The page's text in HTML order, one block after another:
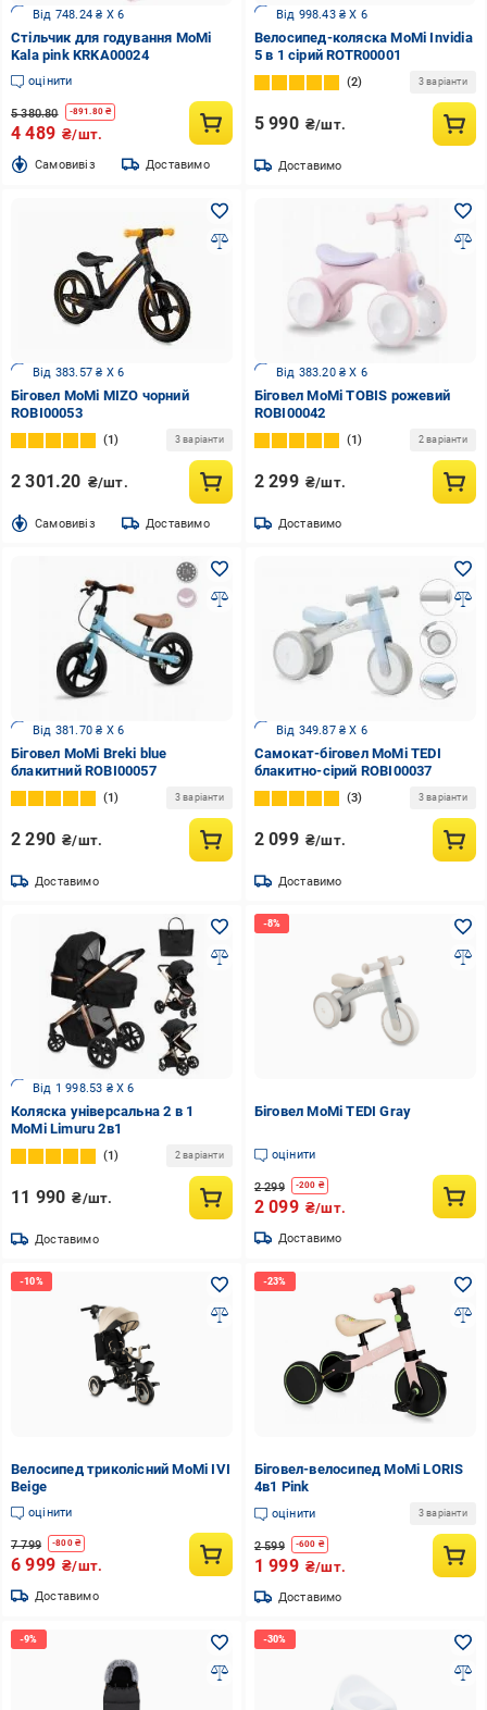
Від 748.24 ₴ X 6
Стільчик для годування MoMi
Kala pink KRKA00024
оцінити
5 380.80 -891.80 ₴
4 489 ₴/шт.
Cамовивіз Доставимо
Від 998.43 ₴ X 6
Велосипед-коляска MoMi Invidia
5 в 1 сірий ROTR00001
2 3 варіанти
5 990 ₴/шт.
Доставимо
Від 383.57 ₴ X 6
Біговел MoMi MIZO чорний
ROBI00053
1 3 варіанти
2 301.20 ₴/шт.
Cамовивіз Доставимо
Від 383.20 ₴ X 6
Біговел MoMi TOBIS рожевий
ROBI00042
1 2 варіанти
2 299 ₴/шт.
Доставимо
Від 381.70 ₴ X 6
Біговел MoMi Breki blue
блакитний ROBI00057
1 3 варіанти
2 290 ₴/шт.
Доставимо
Від 349.87 ₴ X 6
Самокат-біговел MoMi TEDI
блакитно-сірий ROBI00037
3 3 варіанти
2 099 ₴/шт.
Доставимо
Від 1 998.53 ₴ X 6
Коляска універсальна 2 в 1
MoMi Limuru 2в1
1 2 варіанти
11 990 ₴/шт.
Доставимо
Біговел MoMi TEDI Gray
оцінити
2 299 -200 ₴
2 099 ₴/шт.
Доставимо
Велосипед триколісний MoMi IVI
Beige
оцінити
7 799 -800₴
6 999 ₴/шт.
Доставимо
Біговел-велосипед MoMi LORIS
4в1 Pink
оцінити 3 варіанти
2 599 -600 ₴
1 999 ₴/шт.
Доставимо